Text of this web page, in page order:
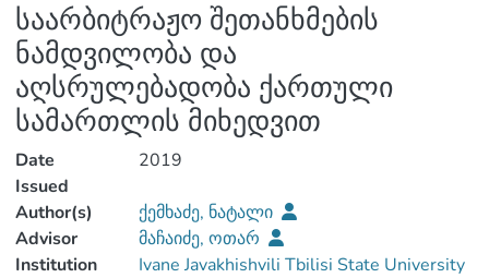
საარბიტრაჟო შეთანხმების
ნამდვილობა და
აღსრულებადობა ქართული
სამართლის მიხედვით
Date
Issued
2019
Author(s)
ქემხაძე, ნატალი
Advisor
მაჩაიძე, ოთარ
Institution
Ivane Javakhishvili Tbilisi State University